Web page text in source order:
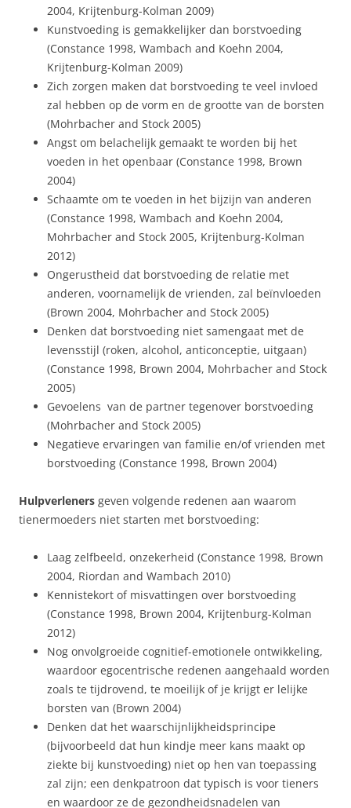
2004, Krijtenburg-Kolman 2009)
Kunstvoeding is gemakkelijker dan borstvoeding
(Constance 1998, Wambach and Koehn 2004,
Krijtenburg-Kolman 2009)
Zich zorgen maken dat borstvoeding te veel invloed
zal hebben op de vorm en de grootte van de borsten
(Mohrbacher and Stock 2005)
Angst om belachelijk gemaakt te worden bij het
voeden in het openbaar (Constance 1998, Brown
2004)
Schaamte om te voeden in het bijzijn van anderen
(Constance 1998, Wambach and Koehn 2004,
Mohrbacher and Stock 2005, Krijtenburg-Kolman
2012)
Ongerustheid dat borstvoeding de relatie met
anderen, voornamelijk de vrienden, zal beïnvloeden
(Brown 2004, Mohrbacher and Stock 2005)
Denken dat borstvoeding niet samengaat met de
levensstijl (roken, alcohol, anticonceptie, uitgaan)
(Constance 1998, Brown 2004, Mohrbacher and Stock
2005)
Gevoelens van de partner tegenover borstvoeding
(Mohrbacher and Stock 2005)
Negatieve ervaringen van familie en/of vrienden met
borstvoeding (Constance 1998, Brown 2004)
Hulpverleners geven volgende redenen aan waarom
tienermoeders niet starten met borstvoeding:
Laag zelfbeeld, onzekerheid (Constance 1998, Brown
2004, Riordan and Wambach 2010)
Kennistekort of misvattingen over borstvoeding
(Constance 1998, Brown 2004, Krijtenburg-Kolman
2012)
Nog onvolgroeide cognitief-emotionele ontwikkeling,
waardoor egocentrische redenen aangehaald worden
zoals te tijdrovend, te moeilijk of je krijgt er lelijke
borsten van (Brown 2004)
Denken dat het waarschijnlijkheidsprincipe
(bijvoorbeeld dat hun kindje meer kans maakt op
ziekte bij kunstvoeding) niet op hen van toepassing
zal zijn; een denkpatroon dat typisch is voor tieners
en waardoor ze de gezondheidsnadelen van